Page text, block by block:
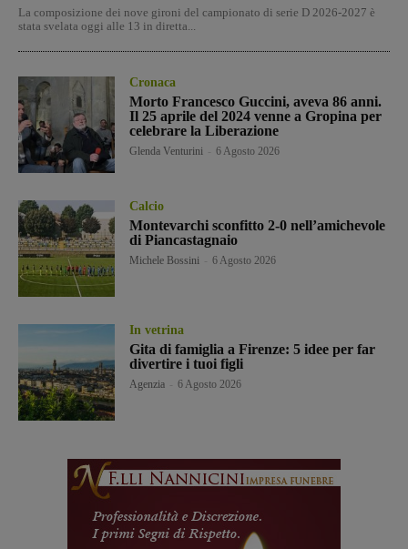
La composizione dei nove gironi del campionato di serie D 2026-2027 è
stata svelata oggi alle 13 in diretta...
Cronaca
Morto Francesco Guccini, aveva 86 anni.
Il 25 aprile del 2024 venne a Gropina per
celebrare la Liberazione
Glenda Venturini 6 Agosto 2026
Calcio
Montevarchi sconfitto 2-0 nell’amichevole
di Piancastagnaio
Michele Bossini 6 Agosto 2026
In vetrina
Gita di famiglia a Firenze: 5 idee per far
divertire i tuoi figli
Agenzia 6 Agosto 2026